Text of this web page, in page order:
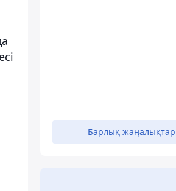
Барлық жаңалықтар